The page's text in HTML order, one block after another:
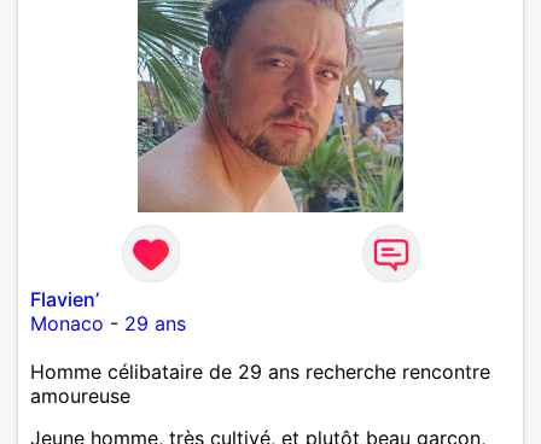
Flavien’
Monaco - 29 ans
Homme célibataire de 29 ans recherche rencontre
amoureuse
Jeune homme, très cultivé, et plutôt beau garçon,